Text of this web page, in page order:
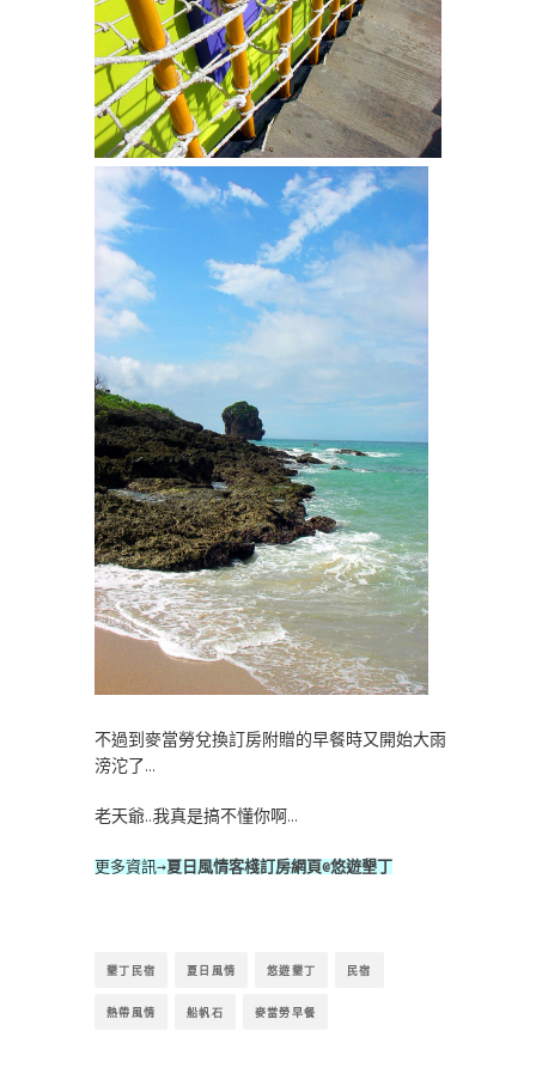
不過到麥當勞兌換訂房附贈的早餐時又開始大雨
滂沱了…
老天爺…我真是搞不懂你啊…
更多資訊→夏日風情客棧訂房網頁@悠遊墾丁
墾丁民宿 夏日風情 悠遊墾丁 民宿
熱帶風情 船帆石 麥當勞早餐